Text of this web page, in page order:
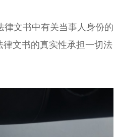
律文书中有关当事人身份的
文书的真实性承担一切法